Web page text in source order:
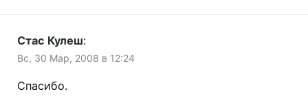
Стас Кулеш:
Вс, 30 Мар, 2008 в 12:24
Спасибо.